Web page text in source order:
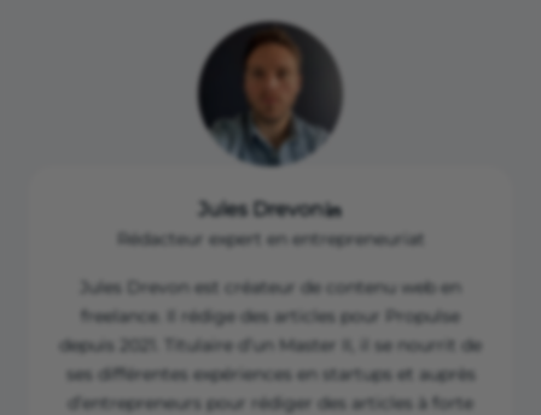
Rembourser le client par le même moyen
de paiement qu’il a utilisé (ou, s’il est
d’accord, par un autre moyen de
Jules Drevon
Rédacteur expert en entrepreneuriat
Jules Drevon est créateur de contenu web en
freelance. Il rédige des articles pour Propulse
depuis 2021. Titulaire d’un Master II, il se nourrit de
ses différentes expériences en startups et auprès
d’entrepreneurs pour rédiger des articles à forte